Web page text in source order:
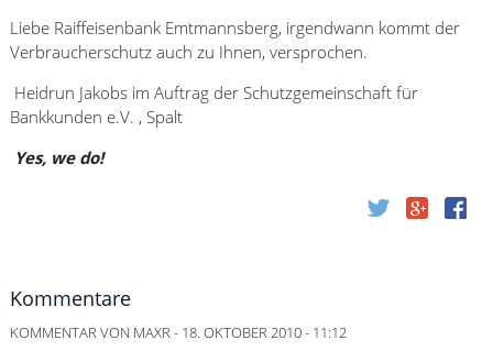
Liebe Raiffeisenbank Emtmannsberg, irgendwann kommt der
Verbraucherschutz auch zu Ihnen, versprochen.
Heidrun Jakobs im Auftrag der Schutzgemeinschaft für
Bankkunden e.V. , Spalt
Yes, we do!
Kommentare
KOMMENTAR VON MAXR- 18. OKTOBER 2010 - 11:12